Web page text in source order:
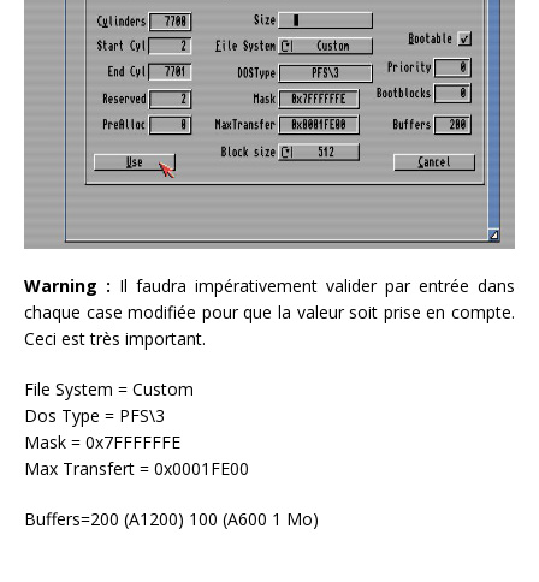
Warning : Il faudra impérativement valider par entrée dans
chaque case modifiée pour que la valeur soit prise en compte.
Ceci est très important.
File System = Custom
Dos Type = PFS\3
Mask = 0x7FFFFFFE
Max Transfert = 0x0001FE00
Buffers=200 (A1200) 100 (A600 1 Mo)